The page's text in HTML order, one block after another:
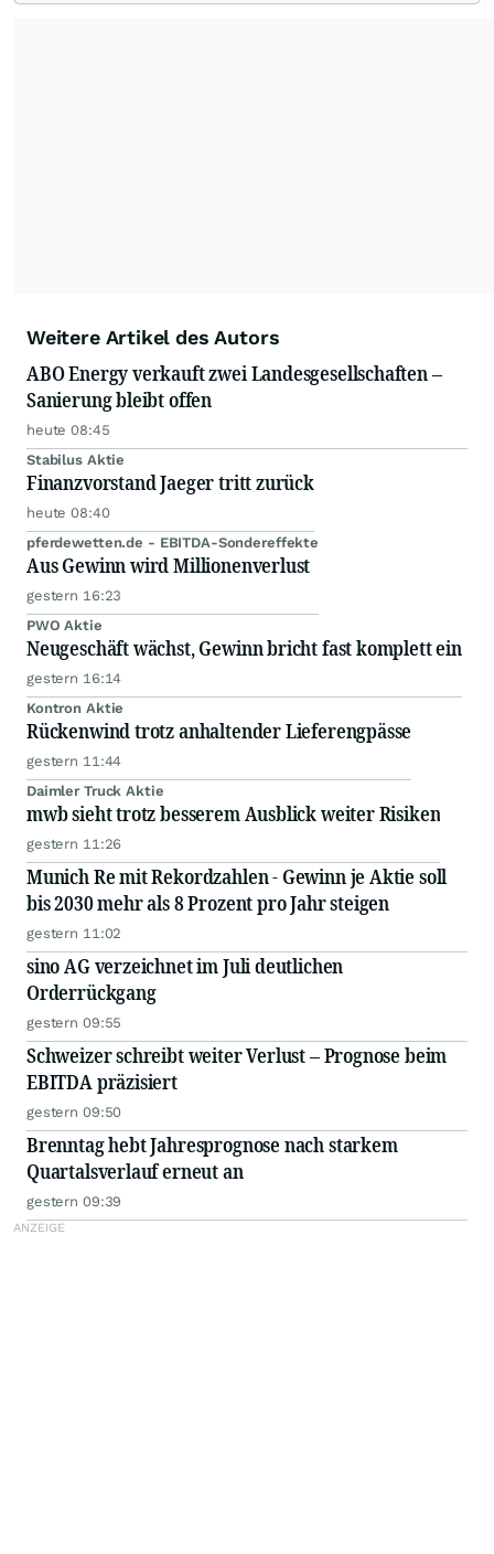
Weitere Artikel des Autors
ABO Energy verkauft zwei Landesgesellschaften –
Sanierung bleibt offen
heute 08:45
Stabilus Aktie
Finanzvorstand Jaeger tritt zurück
heute 08:40
pferdewetten.de - EBITDA-Sondereffekte
Aus Gewinn wird Millionenverlust
gestern 16:23
PWO Aktie
Neugeschäft wächst, Gewinn bricht fast komplett ein
gestern 16:14
Kontron Aktie
Rückenwind trotz anhaltender Lieferengpässe
gestern 11:44
Daimler Truck Aktie
mwb sieht trotz besserem Ausblick weiter Risiken
gestern 11:26
Munich Re mit Rekordzahlen - Gewinn je Aktie soll
bis 2030 mehr als 8 Prozent pro Jahr steigen
gestern 11:02
sino AG verzeichnet im Juli deutlichen
Orderrückgang
gestern 09:55
Schweizer schreibt weiter Verlust – Prognose beim
EBITDA präzisiert
gestern 09:50
Brenntag hebt Jahresprognose nach starkem
Quartalsverlauf erneut an
gestern 09:39